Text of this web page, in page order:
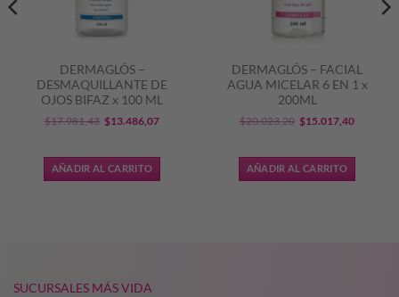
DERMAGLÓS –
DESMAQUILLANTE DE
OJOS BIFAZ x 100 ML
$17.981,43 El
original
era:
$13.486,07El
es:
AÑADIR AL CARRITO
DERMAGLÓS – FACIAL
AGUA MICELAR 6 EN 1 x
200ML
$20.023,20 El
original
era:
$15.017,40El
es:
AÑADIR AL CARRITO
SUCURSALES MÁS VIDA